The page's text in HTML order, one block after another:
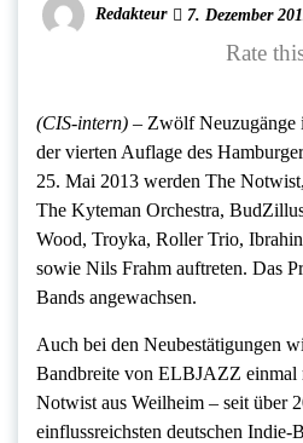
Redakteur 7. Dezember
Rate
(CIS-intern) – Zwölf
der vierten Auflage des
25. Mai 2013 werden The
The Kyteman Orchestra,
Wood, Troyka, Roller Trio,
sowie Nils Frahm auftreten. Das
Bands angewachsen.
Auch bei den Neubestätigungen
Bandbreite von ELBJAZZ einmal
Notwist aus Weilheim – seit über
einflussreichsten deutschen Indie-